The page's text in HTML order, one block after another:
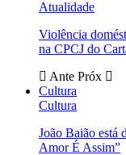
Atualidade
Violência
na CPCJ do
Ante Próx
Cultura
Cultura
João Baião está
Amor É Assim”